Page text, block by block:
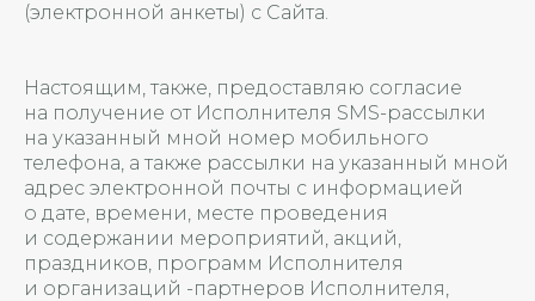
(электронной анкеты) с Сайта.
Настоящим, также, предоставляю согласие
на получение от Исполнителя SMS-рассылки
на указанный мной номер мобильного
телефона, а также рассылки на указанный мной
адрес электронной почты с информацией
о дате, времени, месте проведения
и содержании мероприятий, акций,
праздников, программ Исполнителя
и организаций -партнеров Исполнителя,